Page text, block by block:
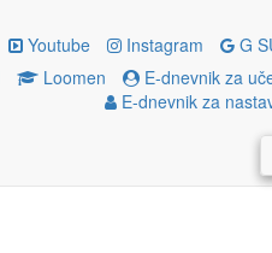
Youtube Instagram
G
Loomen
E-dnevnik za
E-dnevnik za
EU projekti